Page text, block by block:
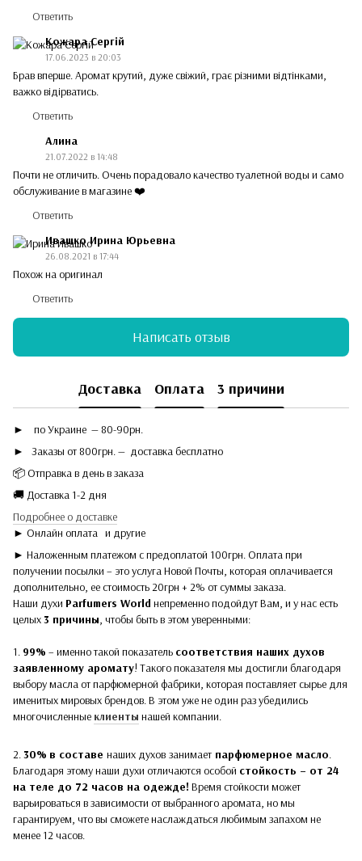
Ответить
Кожара Сергій
17.06.2023 в 20:03
Брав вперше. Аромат крутий, дуже свіжий, грає різними відтінками,
важко відірватись.
Ответить
Алина
21.07.2022 в 14:48
Почти не отличить. Очень порадовало качество туалетной воды и само
обслуживание в магазине ❤️
Ответить
Ивашко Ирина Юрьевна
26.08.2021 в 17:44
Похож на оригинал
Ответить
Написать отзыв
Доставка Оплата 3 причини
►
по Украине — 80-90рн.
► Заказы от 800грн. — доставка бесплатно
📦 Отправка в день в заказа
🚚 Доставка 1-2 дня
Подробнее о доставке
► Онлайн оплата и другие
► Наложенным платежом с предоплатой 100грн. Оплата при
получении посылки – это услуга Новой Почты, которая оплачивается
дополнительно, ее стоимость 20грн + 2% от суммы заказа.
Наши духи Parfumers World непременно подойдут Вам, и у нас есть
целых3 причины, чтобы быть в этом уверенными:
1. 99% – именно такой показатель соответствия наших духов
заявленному аромату! Такого показателя мы достигли благодаря
выбору масла от парфюмерной фабрики, которая поставляет сырье для
именитых мировых брендов. В этом уже не один раз убедились
многочисленные клиенты нашей компании.
2.30% в составе наших духов занимает парфюмерное масло.
Благодаря этому наши духи отличаются особой стойкость – от 24
на теле до 72 часов на одежде! Время стойкости может
варьироваться в зависимости от выбранного аромата, но мы
гарантируем, что вы сможете наслаждаться любимым запахом не
менее 12 часов.